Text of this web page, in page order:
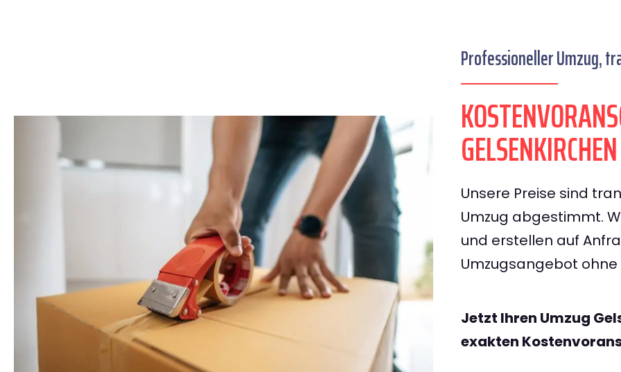
Professioneller Umzug,
Unsere Preise sind
Umzug abgestimmt.
und erstellen auf
Umzugsangebot
Jetzt Ihren Umzug
exakten